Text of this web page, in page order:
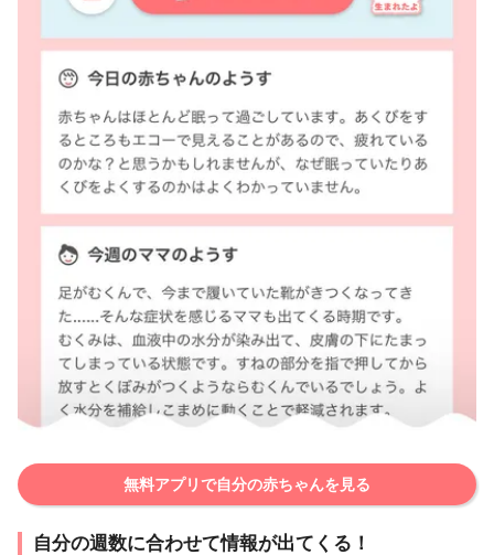
無料アプリで自分の赤ちゃんを見る
自分の週数に合わせて情報が出てくる！